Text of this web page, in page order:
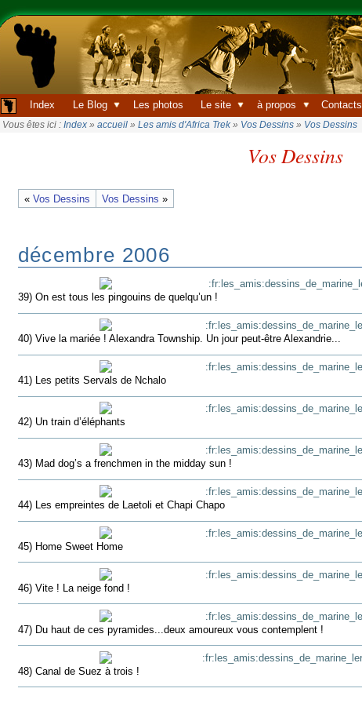
Index Le Blog Les photos Le site à propos Contacts
Vous êtes ici : Index» accueil» Les amis d'Africa Trek» Vos Dessins» Vos Dessins
Vos Dessins
« Vos Dessins Vos Dessins »
décembre 2006
39) On est tous les pingouins de quelqu’un !
40) Vive la mariée ! Alexandra Township. Un jour peut-être Alexandrie...
41) Les petits Servals de Nchalo
42) Un train d’éléphants
43) Mad dog’s a frenchmen in the midday sun !
44) Les empreintes de Laetoli et Chapi Chapo
45) Home Sweet Home
46) Vite ! La neige fond !
47) Du haut de ces pyramides...deux amoureux vous contemplent !
48) Canal de Suez à trois !